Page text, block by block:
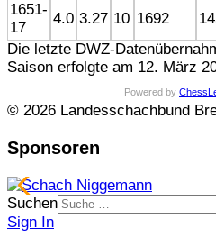
1651-
17
4.0 3.27 10 1692
Die letzte DWZ-
Saison erfolgte am 12. März
Powered by
© 2026 Landesschachbund
Sponsoren
Suchen
Sign In